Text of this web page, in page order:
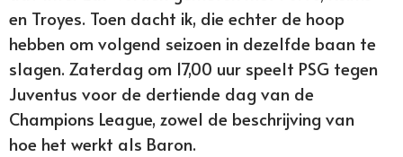
en Troyes. Toen dacht ik, die echter de hoop
hebben om volgend seizoen in dezelfde baan te
slagen. Zaterdag om 17,00 uur speelt PSG tegen
Juventus voor de dertiende dag van de
Champions League, zowel de beschrijving van
hoe het werkt als Baron.